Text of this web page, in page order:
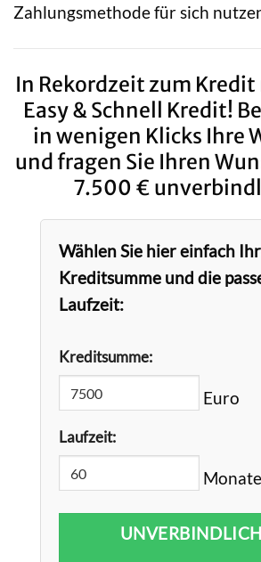
Zahlungsmethode für sich
In Rekordzeit zum
Easy & Schnell Kredit!
in wenigen Klicks Ihre
und fragen Sie Ihren
7.500 €
Wählen Sie hier einfach
Kreditsumme und die
Laufzeit:
Kreditsumme:
Euro
Laufzeit:
Monate
UNVERBINDLICH